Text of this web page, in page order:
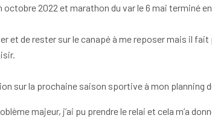
2022 et marathon du var le 6 mai terminé en
et de rester sur le canapé à me reposer mais il
sur la prochaine saison sportive à mon planning
majeur, j’ai pu prendre le relai et cela m’a